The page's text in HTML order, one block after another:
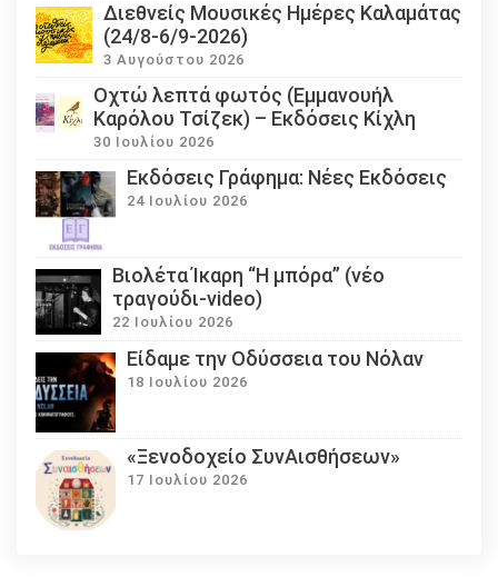
Διεθνείς Μουσικές Ημέρες Καλαμάτας
(24/8-6/9-2026)
3 Αυγούστου 2026
Οχτώ λεπτά φωτός (Εμμανουήλ
Καρόλου Τσίζεκ) – Εκδόσεις Κίχλη
30 Ιουλίου 2026
Εκδόσεις Γράφημα: Νέες Εκδόσεις
24 Ιουλίου 2026
Βιολέτα Ίκαρη “Η μπόρα” (νέο
τραγούδι-video)
22 Ιουλίου 2026
Eίδαμε την Οδύσσεια του Νόλαν
18 Ιουλίου 2026
«Ξενοδοχείο ΣυνΑισθήσεων»
17 Ιουλίου 2026